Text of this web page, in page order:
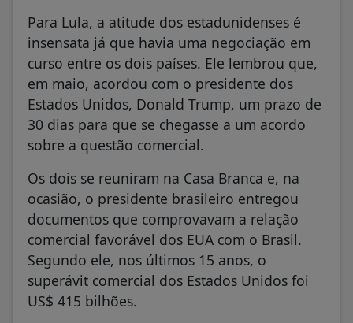
Para Lula, a atitude dos estadunidenses é
insensata já que havia uma negociação em
curso entre os dois países. Ele lembrou que,
em maio, acordou com o presidente dos
Estados Unidos, Donald Trump, um prazo de
30 dias para que se chegasse a um acordo
sobre a questão comercial.
Os dois se reuniram na Casa Branca e, na
ocasião, o presidente brasileiro entregou
documentos que comprovavam a relação
comercial favorável dos EUA com o Brasil.
Segundo ele, nos últimos 15 anos, o
superávit comercial dos Estados Unidos foi
US$ 415 bilhões.